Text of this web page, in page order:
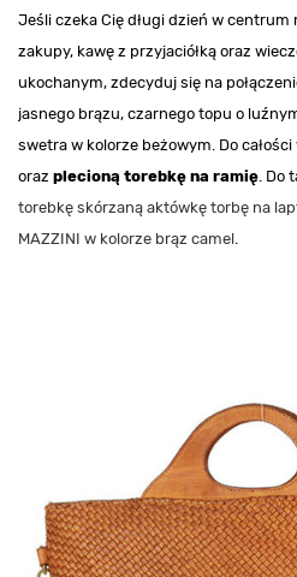
Jeśli czeka Cię długi dzień w centrum
zakupy, kawę z przyjaciółką oraz
ukochanym, zdecyduj się na
jasnego brązu, czarnego topu o
swetra w kolorze beżowym. Do
oraz plecioną torebkę na ramię .
torebkę skórzaną aktówkę torbę na
MAZZINI w kolorze brąz camel